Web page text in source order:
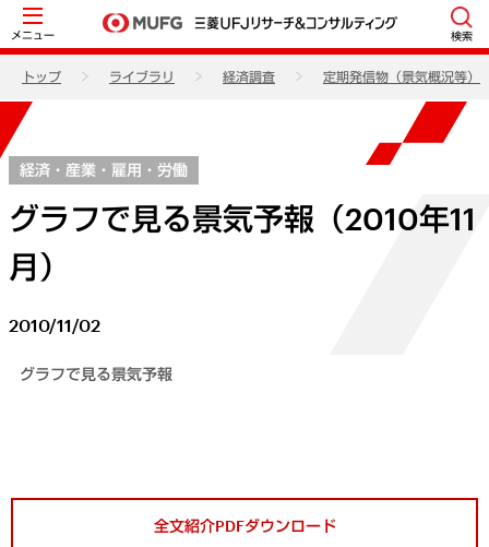
メニュー 検索
トップ ライブラリ 経済調査 定期発信物（景気概況等）
経済・産業・雇用・労働
グラフで見る景気予報（2010年11
月）
2010/11/02
グラフで見る景気予報
全文紹介PDFダウンロード